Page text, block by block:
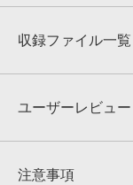
収録ファイル一覧
収録ファイル一覧
ユーザーレビュ
★★★★★
注意事項